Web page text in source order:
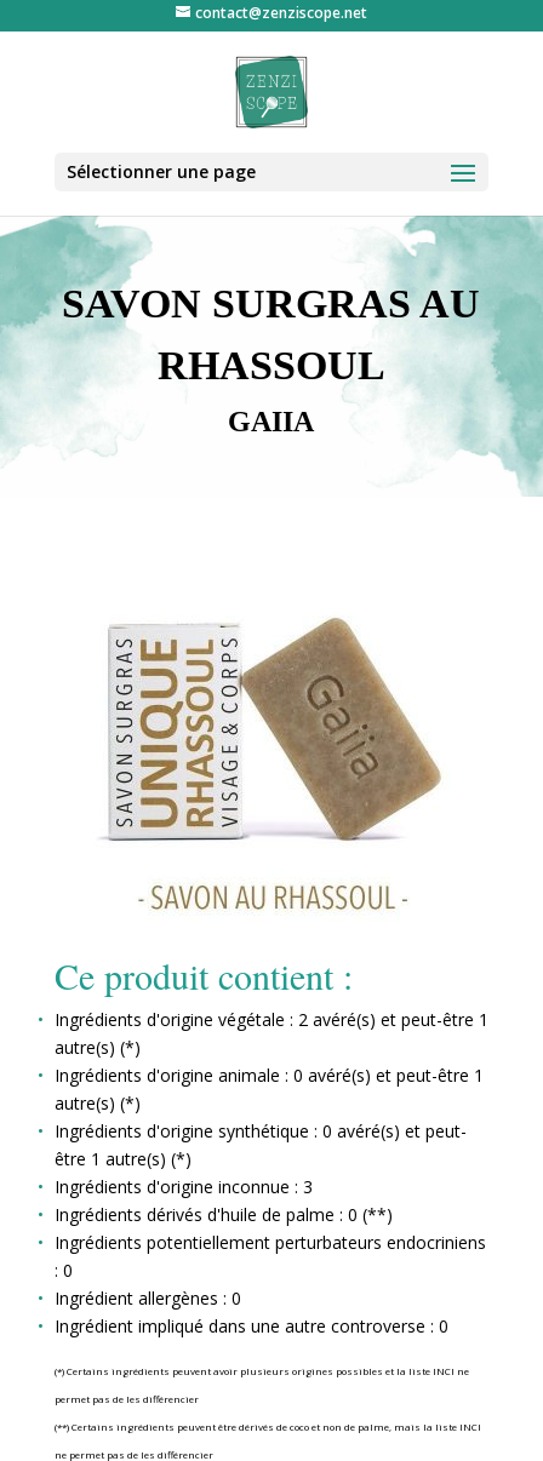
contact@zenziscope.net
Sélectionner une page
SAVON SURGRAS AU
RHASSOUL
GAIIA
Ce produit contient :
Ingrédients d'origine végétale : 2 avéré(s) et peut-être 1
autre(s) (*)
Ingrédients d'origine animale : 0 avéré(s) et peut-être 1
autre(s) (*)
Ingrédients d'origine synthétique : 0 avéré(s) et peut-
être 1 autre(s) (*)
Ingrédients d'origine inconnue : 3
Ingrédients dérivés d'huile de palme : 0 (**)
Ingrédients potentiellement perturbateurs endocriniens
: 0
Ingrédient allergènes : 0
Ingrédient impliqué dans une autre controverse : 0
(*) Certains ingrédients peuvent avoir plusieurs origines possibles et la liste INCI ne
permet pas de les différencier
(**) Certains ingrédients peuvent être dérivés de coco et non de palme, mais la liste INCI
ne permet pas de les différencier